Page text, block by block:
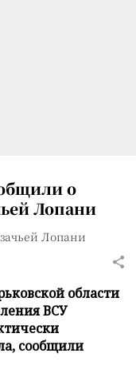
о
Лопани
Лопани
области
ВСУ
сообщили